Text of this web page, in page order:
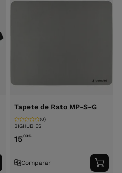
Tapete de Rato MP-S-G
BIGHUB ES
(0)
15,03€
Comparar